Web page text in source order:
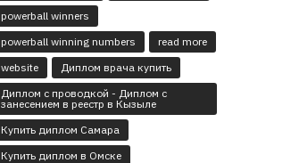
powerball winners
powerball winning numbers
read more
website
Диплом врача купить
Диплом с проводкой - Диплом с
занесением в реестр в Кызыле
Купить диплом Самара
Купить диплом в Омске